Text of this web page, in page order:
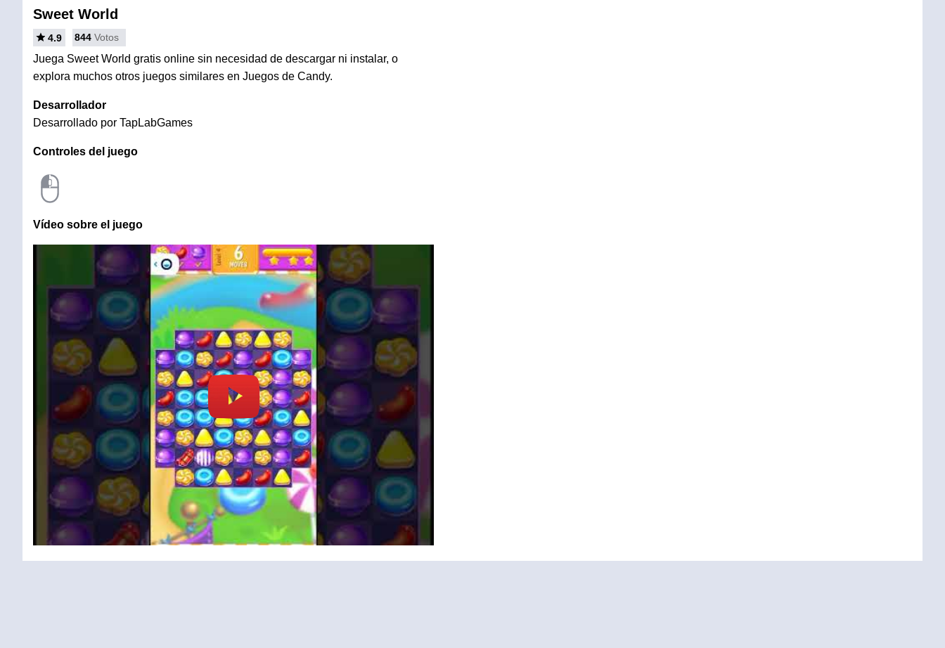
Sweet World
4.9 844 Votos
Juega Sweet World gratis online sin necesidad de descargar ni instalar, o
explora muchos otros juegos similares en Juegos de Candy.
Desarrollador
Desarrollado por TapLabGames
Controles del juego
Vídeo sobre el juego